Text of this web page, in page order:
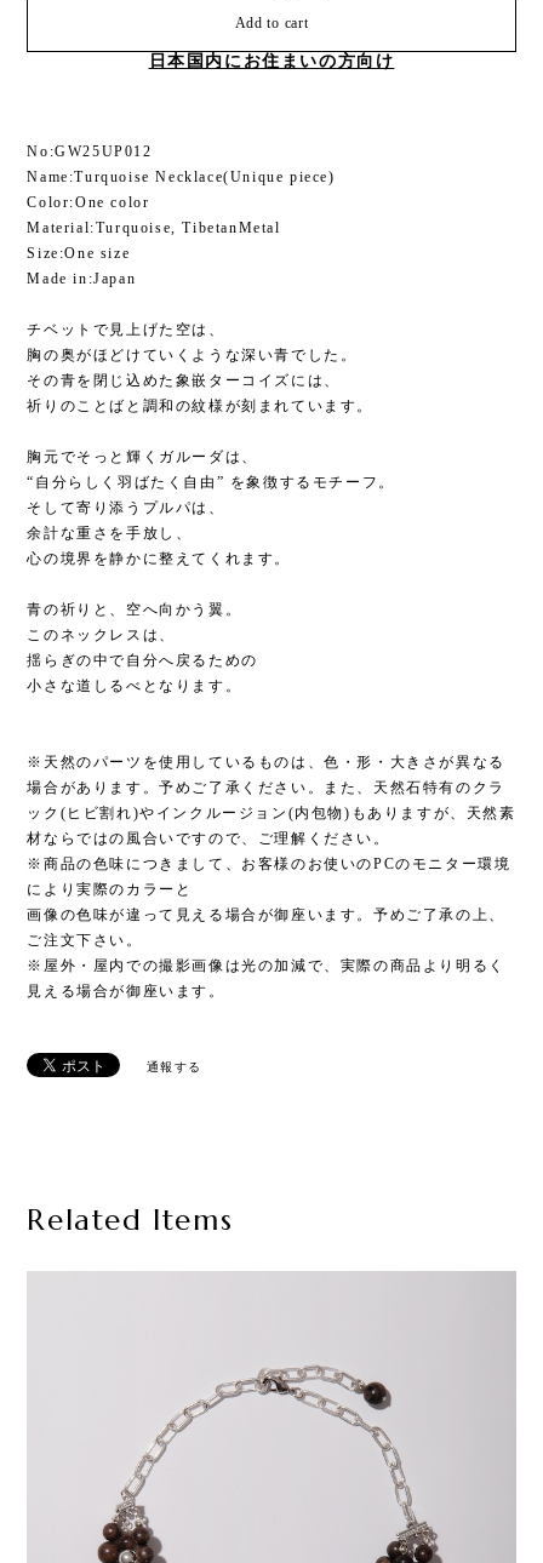
Add to cart
日本国内にお住まいの方向け
No:GW25UP012
Name:Turquoise Necklace(Unique piece)
Color:One color
Material:Turquoise, TibetanMetal
Size:One size
Made in:Japan
チベットで見上げた空は、
胸の奥がほどけていくような深い青でした。
その青を閉じ込めた象嵌ターコイズには、
祈りのことばと調和の紋様が刻まれています。
胸元でそっと輝くガルーダは、
“自分らしく羽ばたく自由” を象徴するモチーフ。
そして寄り添うプルパは、
余計な重さを手放し、
心の境界を静かに整えてくれます。
青の祈りと、空へ向かう翼。
このネックレスは、
揺らぎの中で自分へ戻るための
小さな道しるべとなります。
※天然のパーツを使用しているものは、色・形・大きさが異なる
場合があります。予めご了承ください。また、天然石特有のクラ
ック(ヒビ割れ)やインクルージョン(内包物)もありますが、天然素
材ならではの風合いですので、ご理解ください。
※商品の色味につきまして、お客様のお使いのPCのモニター環境
により実際のカラーと
画像の色味が違って見える場合が御座います。予めご了承の上、
ご注文下さい。
※屋外・屋内での撮影画像は光の加減で、実際の商品より明るく
見える場合が御座います。
通報する
Related Items